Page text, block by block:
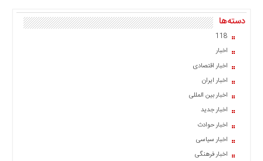
اخبار
اقتصادی
اقتصادی
دسته‌ها
118
اخبار
اخبار اقتصادی
اخبار ایران
اخبار بین المللی
اخبار جدید
اخبار حوادث
اخبار سیاسی
اخبار فرهنگی